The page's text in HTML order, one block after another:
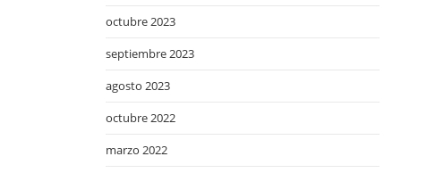
octubre 2023
septiembre 2023
agosto 2023
octubre 2022
marzo 2022